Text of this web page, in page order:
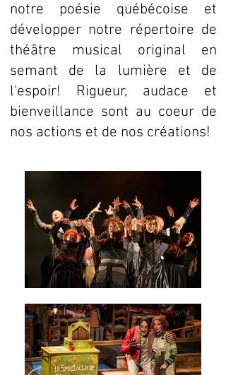
notre poésie québécoise et
développer notre répertoire de
théâtre musical original en
semant de la lumière et de
l'espoir! Rigueur, audace et
bienveillance sont au coeur de
nos actions et de nos créations!